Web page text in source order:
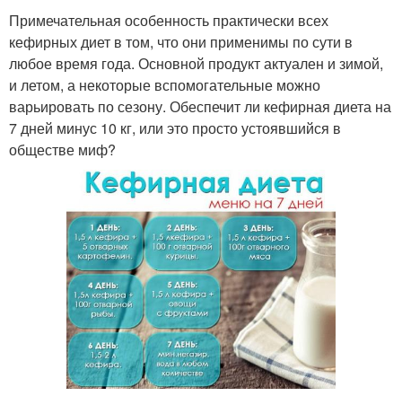
Примечательная особенность практически всех
кефирных диет в том, что они применимы по сути в
любое время года. Основной продукт актуален и зимой,
и летом, а некоторые вспомогательные можно
варьировать по сезону. Обеспечит ли кефирная диета на
7 дней минус 10 кг, или это просто устоявшийся в
обществе миф?